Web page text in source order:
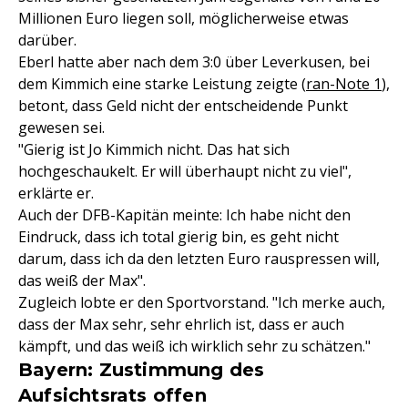
Millionen Euro liegen soll, möglicherweise etwas
darüber.
Eberl hatte aber nach dem 3:0 über Leverkusen, bei
dem Kimmich eine starke Leistung zeigte (ran-Note 1),
betont, dass Geld nicht der entscheidende Punkt
gewesen sei.
"Gierig ist Jo Kimmich nicht. Das hat sich
hochgeschaukelt. Er will überhaupt nicht zu viel",
erklärte er.
Auch der DFB-Kapitän meinte: Ich habe nicht den
Eindruck, dass ich total gierig bin, es geht nicht
darum, dass ich da den letzten Euro rauspressen will,
das weiß der Max".
Zugleich lobte er den Sportvorstand. "Ich merke auch,
dass der Max sehr, sehr ehrlich ist, dass er auch
kämpft, und das weiß ich wirklich sehr zu schätzen."
Bayern: Zustimmung des
Aufsichtsrats offen